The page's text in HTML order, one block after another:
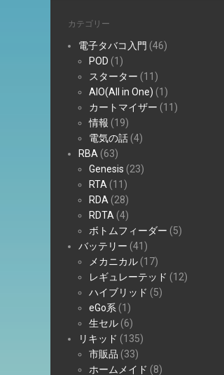
カテゴリー
電子タバコ入門 (46)
POD (1)
スターター (11)
AIO(All in One) (1)
カートマイザー (11)
情報 (19)
電気の話 (4)
RBA (63)
Genesis (23)
RTA (11)
RDA (28)
RDTA (4)
ボトムフィーダー (5)
バッテリー (41)
メカニカル (17)
レギュレーテッド (12)
ハイブリッド (5)
eGo系 (1)
生セル (6)
リキッド (135)
市販品 (33)
ホームメイド (8)